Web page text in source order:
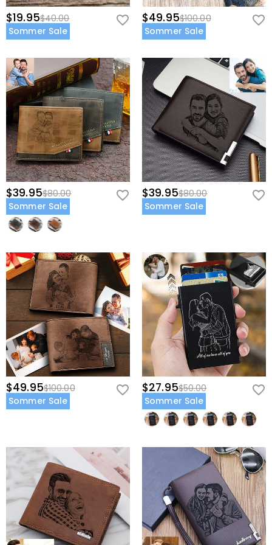
$19.95$40.00
Sommer Sale
$49.95$100.00
Sommer Sale
$39.95$80.00
Sommer Sale
$39.95$80.00
Sommer Sale
$49.95$100.00
Sommer Sale
$27.95$50.00
Sommer Sale